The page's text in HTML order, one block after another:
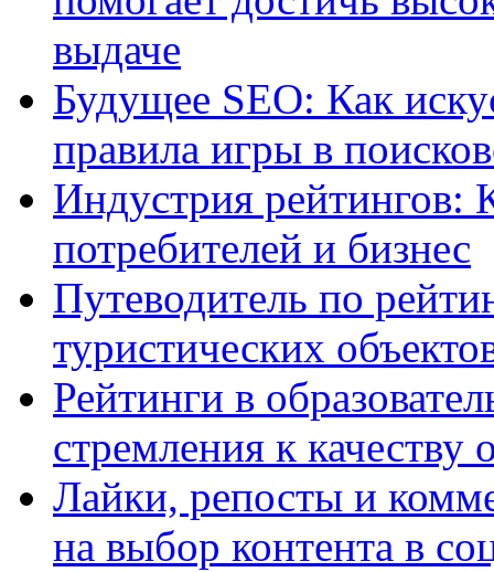
выдаче
Будущее SEO: Как
правила игры в
Индустрия рейтингов:
потребителей и бизнес
Путеводитель по
туристических
Рейтинги в
стремления к качеству
Лайки, репосты и
на выбор контента в